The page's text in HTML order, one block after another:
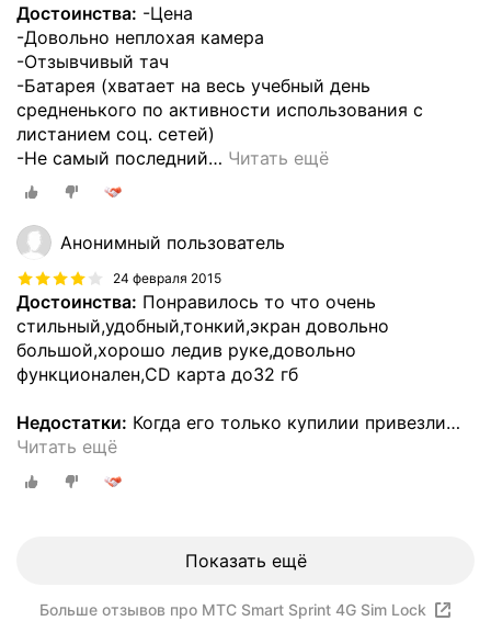
Достоинства: -Цена
-Довольно неплохая камера
-Отзывчивый тач
-Батарея (хватает на весь учебный день
средненького по активности использования с
листанием соц. сетей)
-Не самый последний… Читать ещё
Анонимный пользователь
24 февраля 2015
Достоинства: Понравилось то что очень
стильный,удобный,тонкий,экран довольно
большой,хорошо ледив руке,довольно
функционален,CD карта до32 гб
Недостатки: Когда его только купилии привезли…
Читать ещё
Показать ещё
Больше отзывов про МТС Smart Sprint 4G Sim Lock